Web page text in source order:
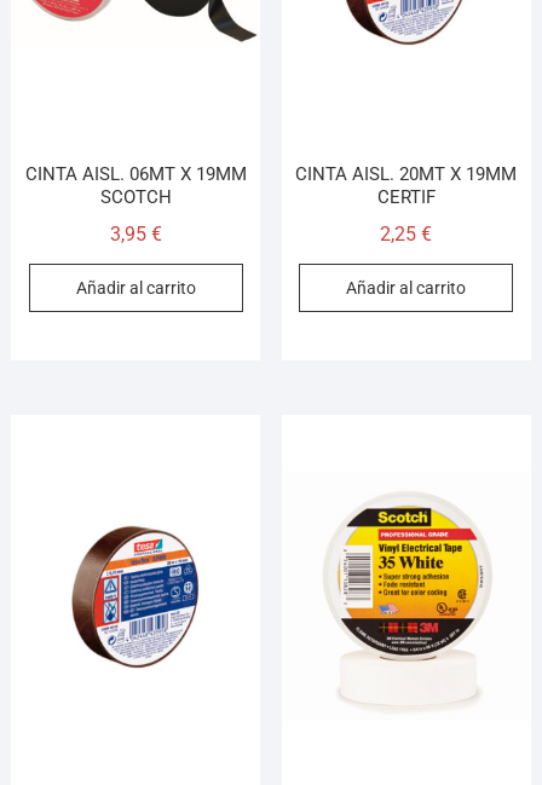
CINTA AISL. 06MT X 19MM
SCOTCH
3,95 €
Añadir al carrito
CINTA AISL. 20MT X 19MM
CERTIF
2,25€
Añadir al carrito